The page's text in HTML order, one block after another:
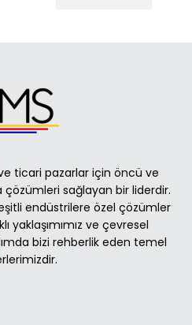
ticari pazarlar için öncü ve
sağlayan bir liderdir.
endüstrilere özel çözümler
yaklaşımımız ve çevresel
bizi rehberlik eden temel